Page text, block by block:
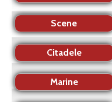
Scene
Citadele
Marine